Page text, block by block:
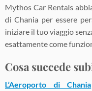
Mythos Car Rentals
di Chania per essere
iniziare il tuo viaggio
esattamente come
Cosa succede
L’Aeroporto di Chania